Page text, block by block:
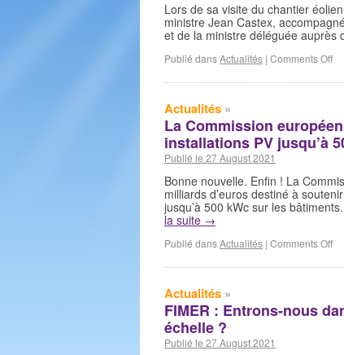
Lors de sa visite du chantier
ministre Jean Castex,
et de la ministre déléguée auprès
Publié dansActualités | Comments Off
Actualités »
La Commission
installations PV jusqu’à
Publié le 27 August 2021
Bonne nouvelle. Enfin ! La
milliards d’euros destiné à
jusqu’à 500 kWc sur les
la suite →
Publié dansActualités | Comments Off
Actualités »
FIMER : Entrons-nous
échelle ?
Publié le 27 August 2021